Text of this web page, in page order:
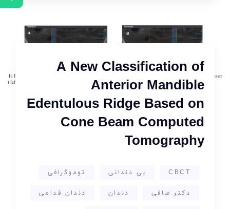
A New Classification of
Anterior Mandible
Edentulous Ridge Based on
Cone Beam Computed
Tomography
CBCT بی دندانی توموگرافی
دکتر صافی دندان دندان قدامی